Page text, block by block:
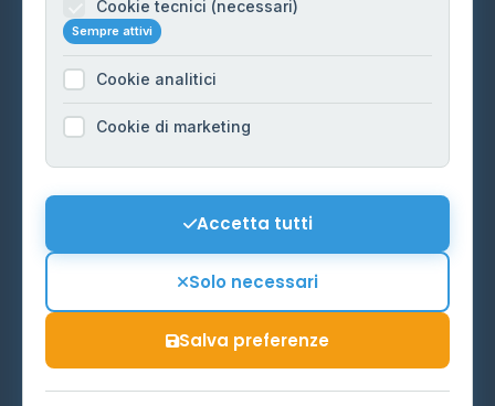
Cookie Policy
Preferenze Cookie
Mappa del sito
Cookie tecnici (necessari)
Sempre attivi
Cookie analitici
Cookie di marketing
Accetta tutti
Solo necessari
Salva preferenze